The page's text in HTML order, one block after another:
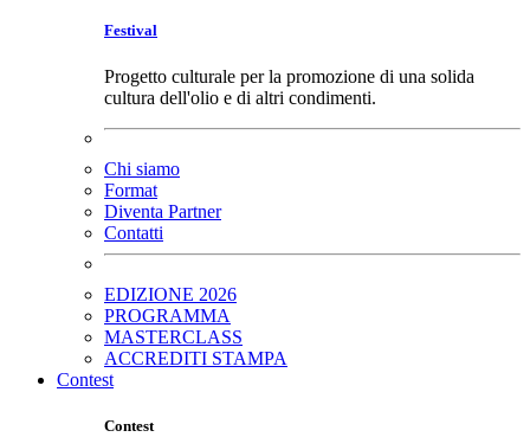
Festival
Progetto culturale per la promozione di una solida
cultura dell'olio e di altri condimenti.
Chi siamo
Format
Diventa Partner
Contatti
EDIZIONE 2026
PROGRAMMA
MASTERCLASS
ACCREDITI STAMPA
Contest
Contest